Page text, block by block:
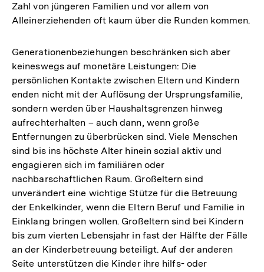
Zahl von jüngeren Familien und vor allem von
Alleinerziehenden oft kaum über die Runden kommen.
Generationenbeziehungen beschränken sich aber
keineswegs auf monetäre Leistungen: Die
persönlichen Kontakte zwischen Eltern und Kindern
enden nicht mit der Auflösung der Ursprungsfamilie,
sondern werden über Haushaltsgrenzen hinweg
aufrechterhalten – auch dann, wenn große
Entfernungen zu überbrücken sind. Viele Menschen
sind bis ins höchste Alter hinein sozial aktiv und
engagieren sich im familiären oder
nachbarschaftlichen Raum. Großeltern sind
unverändert eine wichtige Stütze für die Betreuung
der Enkelkinder, wenn die Eltern Beruf und Familie in
Einklang bringen wollen. Großeltern sind bei Kindern
bis zum vierten Lebensjahr in fast der Hälfte der Fälle
an der Kinderbetreuung beteiligt. Auf der anderen
Seite unterstützen die Kinder ihre hilfs- oder